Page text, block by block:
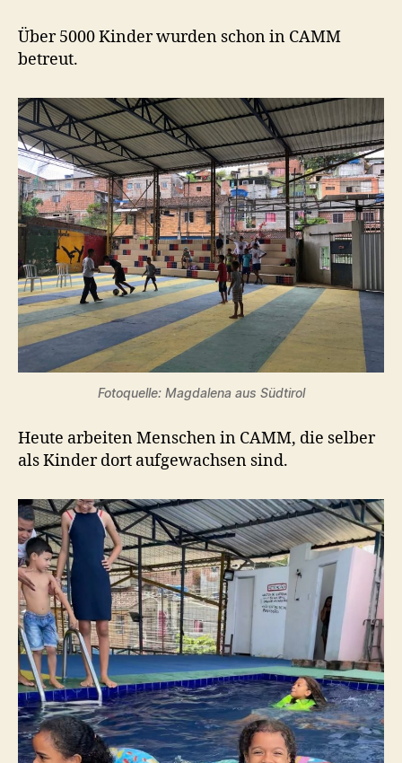
Über 5000 Kinder wurden schon in CAMM
betreut.
Fotoquelle: Magdalena aus Südtirol
Heute arbeiten Menschen in CAMM, die selber
als Kinder dort aufgewachsen sind.